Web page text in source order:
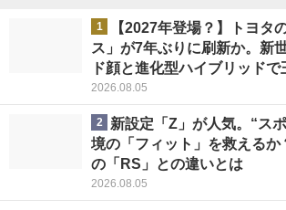
1
【2027年登場？】トヨタ
ス」が7年ぶりに刷新か。新
ド顔と進化型ハイブリッド
2026.08.05
2
新設定「Z」が人気。“ス
境の「フィット」を救えるか
の「RS」との違いとは
2026.08.05